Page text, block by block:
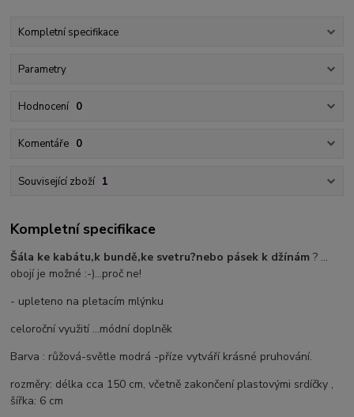
Kompletní specifikace
Parametry
Hodnocení 0
Komentáře 0
Související zboží 1
Kompletní specifikace
Šála ke kabátu,k bundě,ke svetru?nebo pásek k džínám? ...
obojí je možné :-)...proč ne!
- upleteno na pletacím mlýnku
celoroční využití ...módní doplněk
Barva : růžová-světle modrá -příze vytváří krásné pruhování.
rozměry: délka cca 150 cm, včetně zakončení plastovými srdíčky ,
šířka: 6 cm